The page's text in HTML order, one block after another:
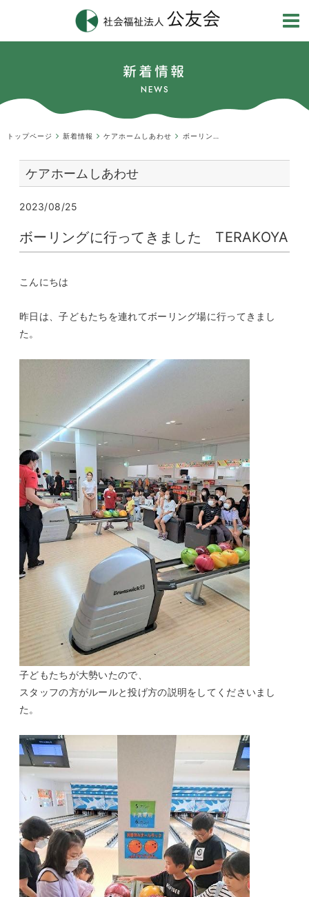
新着情報
NEWS
トップページ 新着情報 ケアホームしあわせ
ケアホームしあわせ
2023/08/25
ボーリングに行ってきました TERAKOYA
こんにちは
昨日は、子どもたちを連れてボーリング場に行ってきまし
た。
子どもたちが大勢いたので、
スタッフの方がルールと投げ方の説明をしてくださいまし
た。